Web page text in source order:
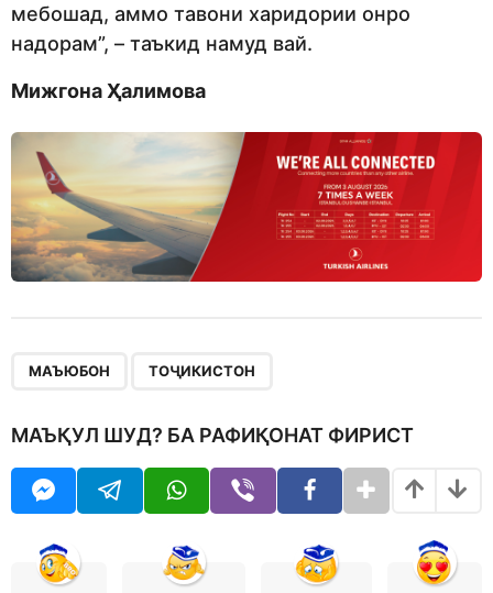
мебошад, аммо тавони харидории онро
надорам”, – таъкид намуд вай.
Мижгона Ҳалимова
МАЪЮБОН ТОҶИКИСТОН
МАЪҚУЛ ШУД? БА РАФИҚОНАТ ФИРИСТ